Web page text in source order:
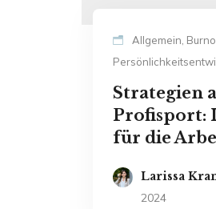
Allgemein,
Strategien
Profisport:
für die
Larissa
2024